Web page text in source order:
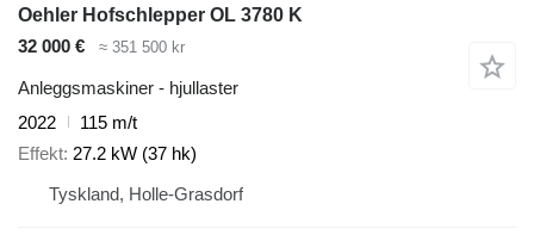
Oehler Hofschlepper OL 3780 K
32 000 €
≈ 351 500 kr
Anleggsmaskiner - hjullaster
2022
115 m/t
Effekt 27.2 kW (37 hk)
Tyskland, Holle-Grasdorf